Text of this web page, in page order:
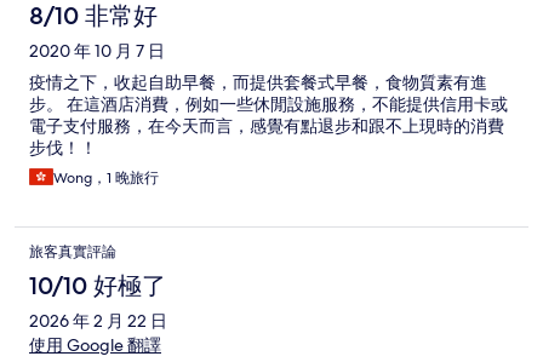
8/10 非常好
2020 年 10 月 7 日
疫情之下，收起自助早餐，而提供套餐式早餐，食物質素有進
步。 在這酒店消費，例如一些休閒設施服務，不能提供信用卡或
電子支付服務，在今天而言，感覺有點退步和跟不上現時的消費
步伐！！
Wong，1 晚旅行
旅客真實評論
10/10 好極了
2026 年 2 月 22 日
使用 Google 翻譯